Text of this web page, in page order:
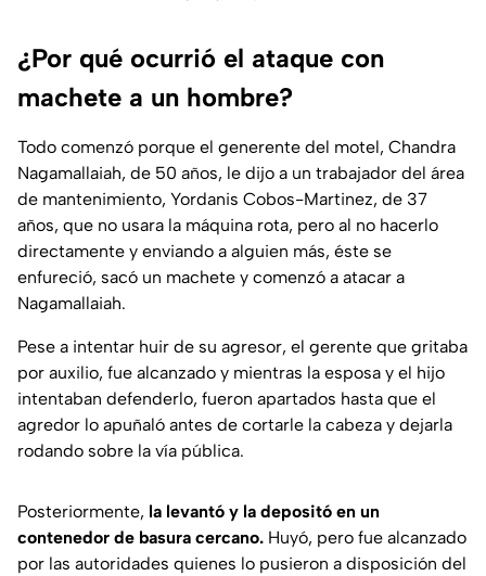
¿Por qué ocurrió el ataque con
machete a un hombre?
Todo comenzó porque el generente del motel, Chandra
Nagamallaiah, de 50 años, le dijo a un trabajador del área
de mantenimiento, Yordanis Cobos-Martinez, de 37
años, que no usara la máquina rota, pero al no hacerlo
directamente y enviando a alguien más, éste se
enfureció, sacó un machete y comenzó a atacar a
Nagamallaiah.
Pese a intentar huir de su agresor, el gerente que gritaba
por auxilio, fue alcanzado y mientras la esposa y el hijo
intentaban defenderlo, fueron apartados hasta que el
agredor lo apuñaló antes de cortarle la cabeza y dejarla
rodando sobre la vía pública.
Posteriormente, la levantó y la depositó en un
contenedor de basura cercano. Huyó, pero fue alcanzado
por las autoridades quienes lo pusieron a disposición del